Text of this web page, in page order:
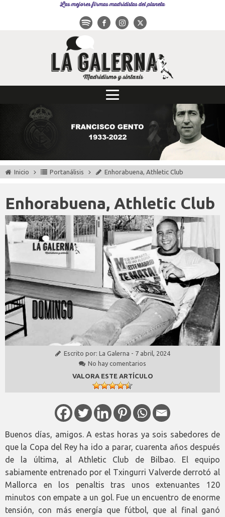
Las mejores firmas madridistas del planeta
Inicio Portanálisis Enhorabuena, Athletic Club
Enhorabuena, Athletic Club
Escrito por: La Galerna - 7 abril, 2024
No hay comentarios
VALORA ESTE ARTÍCULO
Buenos días, amigos. A estas horas ya sois sabedores de
que la Copa del Rey ha ido a parar, cuarenta años después
de la última, al Athletic Club de Bilbao. El equipo
sabiamente entrenado por el Txingurri Valverde derrotó al
Mallorca en los penaltis tras unos extenuantes 120
minutos con empate a un gol. Fue un encuentro de enorme
tensión, con más energía que fútbol, que al final ganó